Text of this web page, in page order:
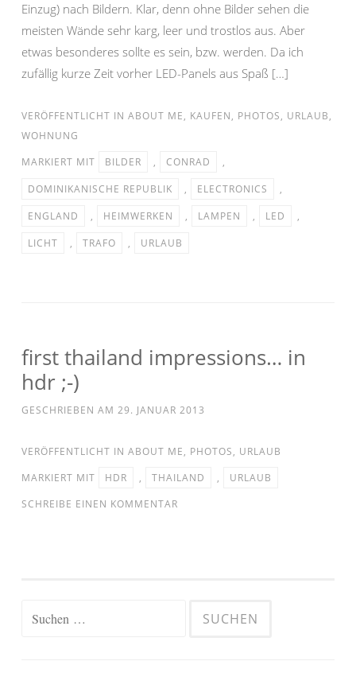
Einzug) nach Bildern. Klar, denn ohne Bilder sehen die
meisten Wände sehr karg, leer und trostlos aus. Aber
etwas besonderes sollte es sein, bzw. werden. Da ich
zufällig kurze Zeit vorher LED-Panels aus Spaß […]
VERÖFFENTLICHT IN ABOUT ME, KAUFEN, PHOTOS, URLAUB,
WOHNUNG
MARKIERT MIT
BILDER , CONRAD
,
DOMINIKANISCHE REPUBLIK
, ELECTRONICS
,
ENGLAND
, HEIMWERKEN , LAMPEN , LED
,
LICHT
, TRAFO , URLAUB
first thailand impressions… in
hdr ;-)
GESCHRIEBEN AM 29. JANUAR 2013
VERÖFFENTLICHT IN ABOUT ME, PHOTOS, URLAUB
MARKIERT MIT
HDR , THAILAND ,
URLAUB
SCHREIBE EINEN KOMMENTAR
Suchen